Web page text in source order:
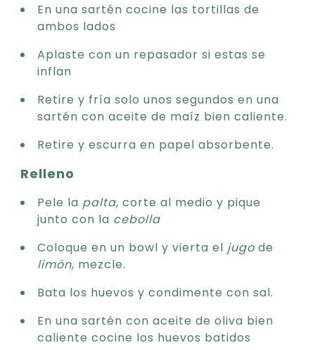
En una sartén cocine las tortillas de
ambos lados
Aplaste con un repasador si estas se
inflan
Retire y fría solo unos segundos en una
sartén con aceite de maíz bien caliente.
Retire y escurra en papel absorbente.
Relleno
Pele la palta, corte al medio y pique
junto con la cebolla
Coloque en un bowl y vierta el jugo de
limón, mezcle.
Bata los huevos y condimente con sal.
En una sartén con aceite de oliva bien
caliente cocine los huevos batidos